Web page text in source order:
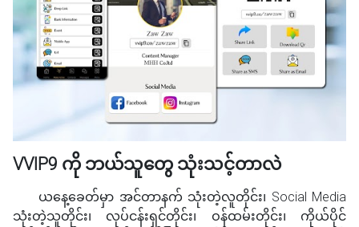
VVIP9 ကို ဘယ်သူတွေ သုံးသင့်တာလဲ
ယနေ့ခေတ်မှာ အင်တာနက် သုံးတဲ့လူတိုင်း၊ Social Media
သုံးတဲ့သူတိုင်း၊ လုပ်ငန်းရှင်တိုင်း၊ ဝန်ထမ်းတိုင်း၊ ကိုယ်ပိုင်